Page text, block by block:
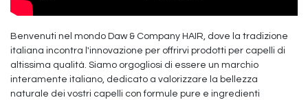
Benvenuti nel mondo Daw & Company HAIR, dove la tradizione
italiana incontra l'innovazione per offrirvi prodotti per capelli di
altissima qualità. Siamo orgogliosi di essere un marchio
interamente italiano, dedicato a valorizzare la bellezza
naturale dei vostri capelli con formule pure e ingredienti